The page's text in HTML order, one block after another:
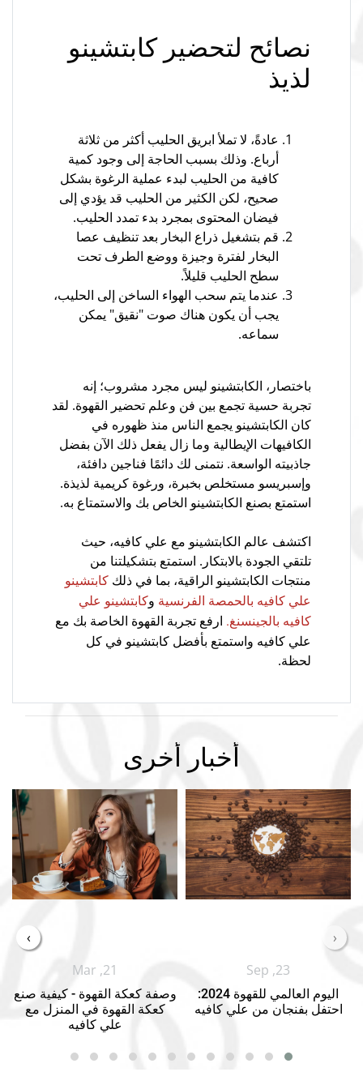
نصائح لتحضير كابتشينو
لذيذ
عادةً، لا تملأ ابريق الحليب أكثر من ثلاثة
أرباع. وذلك بسبب الحاجة إلى وجود كمية
كافية من الحليب لبدء عملية الرغوة بشكل
صحيح، لكن الكثير من الحليب قد يؤدي إلى
فيضان المحتوى بمجرد بدء تمدد الحليب.
قم بتشغيل ذراع البخار بعد تنظيف عصا
البخار لفترة وجيزة ووضع الطرف تحت
سطح الحليب قليلاً.
عندما يتم سحب الهواء الساخن إلى الحليب،
يجب أن يكون هناك صوت "نقيق" يمكن
سماعه.
باختصار، الكابتشينو ليس مجرد مشروب؛ إنه
تجربة حسية تجمع بين فن وعلم تحضير القهوة. لقد
كان الكابتشينو يجمع الناس منذ ظهوره في
الكافيهات الإيطالية وما زال يفعل ذلك الآن بفضل
جاذبيته الواسعة. نتمنى لك دائمًا فناجين دافئة،
وإسبريسو مستخلص بخبرة، ورغوة كريمية لذيذة.
استمتع بصنع الكابتشينو الخاص بك والاستمتاع به.
اكتشف عالم الكابتشينو مع علي كافيه، حيث
تلتقي الجودة بالابتكار. استمتع بتشكيلتنا من
منتجات الكابتشينو الراقية، بما في ذلك كابتشينو
علي كافيه بالحمصة الفرنسية وكابتشينو علي
كافيه بالجينسنغ. ارفع تجربة القهوة الخاصة بك مع
علي كافيه واستمتع بأفضل كابتشينو في كل
لحظة.
أخبار أخرى
Sep ,23
اليوم العالمي للقهوة 2024:
احتفل بفنجان من علي كافيه
Mar ,21
وصفة كعكة القهوة - كيفية صنع
كعكة القهوة في المنزل مع
علي كافيه
‹
›